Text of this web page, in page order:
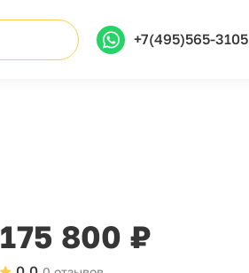
+7(495)565-3105
175 800 ₽